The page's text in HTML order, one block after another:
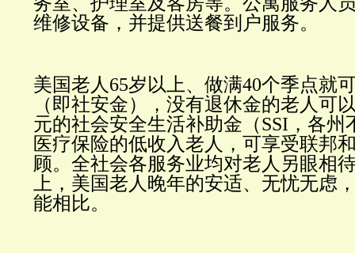
维修设备，并提供送餐到户服务。
美国老人 65岁以上、做满40个季点就
（即社安金），没有退休金的老人可
元的社会安全生活补助金（SSI ，各
医疗保险的低收入老人，可享受联邦
顾。全社会各服务业均对老人另眼相
上，美国老人晚年的安适、无忧无虑
能相比。